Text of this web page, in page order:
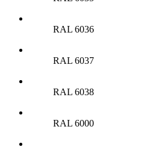
RAL 6036
RAL 6037
RAL 6038
RAL 6000